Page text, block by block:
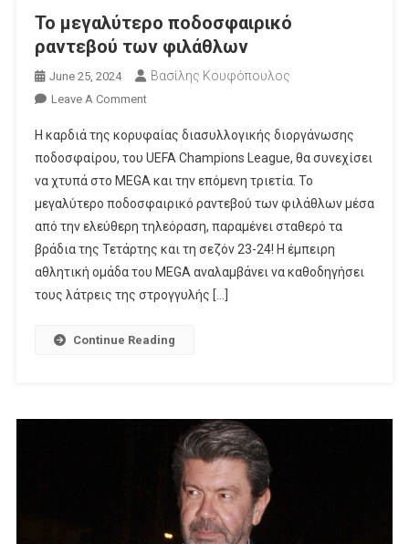
Το μεγαλύτερο ποδοσφαιρικό
ραντεβού των φιλάθλων
June 25, 2024 Βασίλης Κουφόπουλος
Leave A CommentOn
Μεγαλύτερο
Ποδοσφαιρικό
Ραντεβού
Των
Φιλάθλων
Η καρδιά της κορυφαίας διασυλλογικής διοργάνωσης
ποδοσφαίρου, του UEFA Champions League, θα συνεχίσει
να χτυπά στο MEGA και την επόμενη τριετία. Το
μεγαλύτερο ποδοσφαιρικό ραντεβού των φιλάθλων μέσα
από την ελεύθερη τηλεόραση, παραμένει σταθερό τα
βράδια της Τετάρτης και τη σεζόν 23-24! Η έμπειρη
αθλητική ομάδα του MEGA αναλαμβάνει να καθοδηγήσει
τους λάτρεις της στρογγυλής […]
Continue Reading